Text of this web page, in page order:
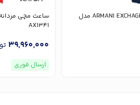
ساعت مچی مردانه آرمانی اکسچنج ARMANI EXCHAGE مدل
AX1341
39,960,000
ارسال فوری